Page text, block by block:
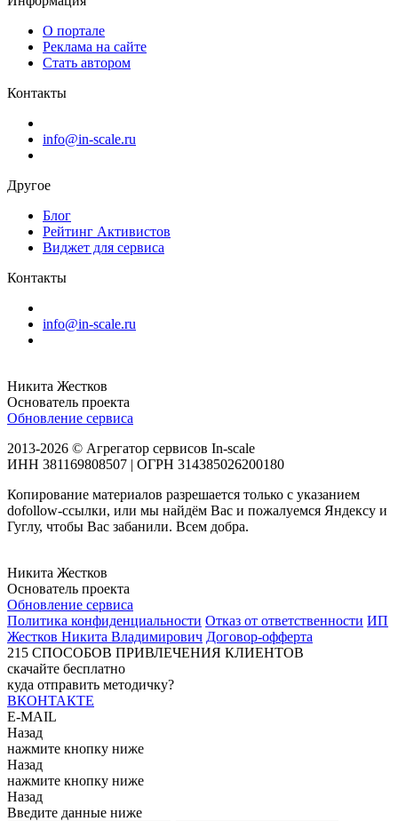
О портале
Реклама на сайте
Стать автором
Контакты
info@in-scale.ru
Другое
Блог
Рейтинг Активистов
Виджет для сервиса
Контакты
info@in-scale.ru
Никита Жестков
Основатель проекта
Обновление сервиса
2013-2026 © Агрегатор сервисов In-scale
ИНН 381169808507 | ОГРН 314385026200180
Копирование материалов разрешается только с указанием
dofollow-ссылки, или мы найдём Вас и пожалуемся Яндексу и
Гуглу, чтобы Вас забанили. Всем добра.
Никита Жестков
Основатель проекта
Обновление сервиса
Политика конфиденциальности Отказ от ответственности ИП
Жестков Никита Владимирович Договор-офферта
215 СПОСОБОВ ПРИВЛЕЧЕНИЯ КЛИЕНТОВ
скачайте бесплатно
куда отправить методичку?
ВКОНТАКТЕ
E-MAIL
Назад
нажмите кнопку ниже
Назад
нажмите кнопку ниже
Назад
Введите данные ниже